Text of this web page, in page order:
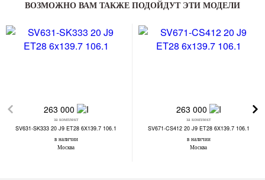
ВОЗМОЖНО ВАМ ТАКЖЕ ПОДОЙДУТ ЭТИ МОДЕЛИ
263 000
за комплект
SV631-SK333 20 J9 ET28 6X139.7 106.1
в наличии
Москва
263 000
за комплект
SV671-CS412 20 J9 ET28 6X139.7 106.1
в наличии
Москва